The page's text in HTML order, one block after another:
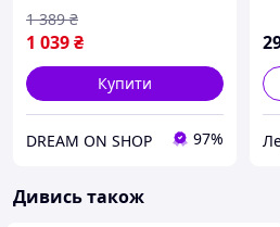
1 039₴
1 389 ₴
Купити
DREAM ON SHOP 97%
Дивись також